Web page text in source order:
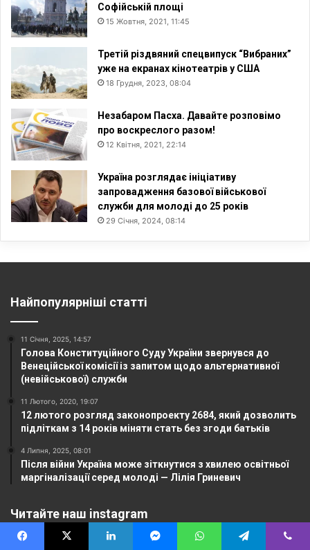
Софійській площі
15 Жовтня, 2021, 11:45
Третій різдвяний спецвипуск “Вибраних”
уже на екранах кінотеатрів у США
18 Грудня, 2023, 08:04
Незабаром Пасха. Давайте розповімо
про воскреслого разом!
12 Квітня, 2021, 22:14
Україна розглядає ініціативу
запровадження базової військової
служби для молоді до 25 років
29 Січня, 2024, 08:14
Найпопулярніші статті
11 Січня, 2025, 14:57
Голова Конституційного Суду України звернувся до
Венеційської комісії із запитом щодо альтернативної
(невійськової) служби
11 Лютого, 2020, 19:07
12 лютого розгляд законопроекту 2684, який дозволить
підліткам з 14 років міняти стать без згоди батьків
4 Липня, 2025, 08:01
Після війни Україна може зіткнутися з хвилею освітньої
маргіналізації серед молоді — Лілія Гриневич
Читайте наш instagram